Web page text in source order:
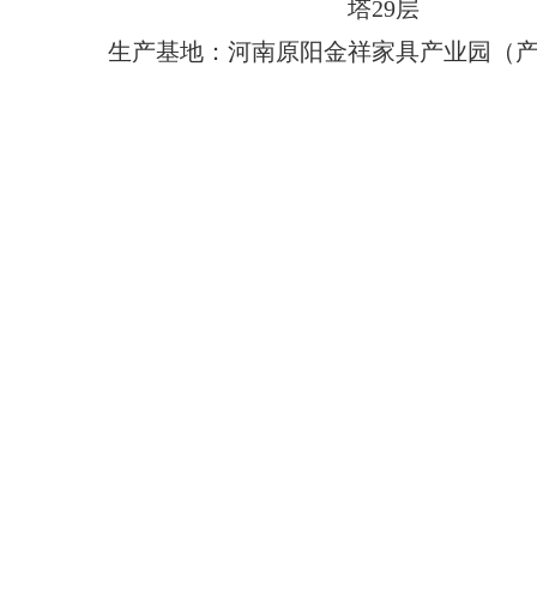
塔29层
生产基地：河南原阳金祥家具产业园（